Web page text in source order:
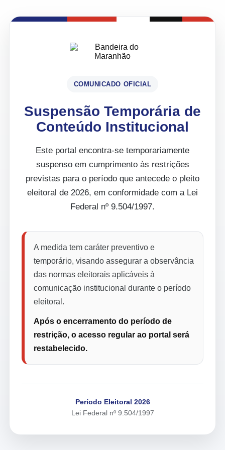
COMUNICADO OFICIAL
Suspensão Temporária de
Conteúdo Institucional
Este portal encontra-se temporariamente
suspenso em cumprimento às restrições
previstas para o período que antecede o pleito
eleitoral de 2026, em conformidade com a Lei
Federal nº 9.504/1997.
A medida tem caráter preventivo e
temporário, visando assegurar a observância
das normas eleitorais aplicáveis à
comunicação institucional durante o período
eleitoral.
Após o encerramento do período de
restrição, o acesso regular ao portal será
restabelecido.
Período Eleitoral 2026
Lei Federal nº 9.504/1997